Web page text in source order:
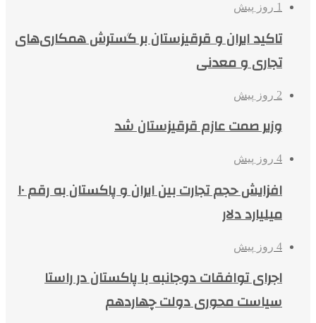
1 روز پیش
تاکید ایران و قرقیزستان بر گسترش همکاری‌های
تجاری و معدنی
2 روز پیش
وزیر صمت عازم قرقیزستان شد
4 روز پیش
افزایش حجم تجارت بین ایران و پاکستان به رقم ۱۰
میلیارد دلار
4 روز پیش
اجرای توافقات دوجانبه با پاکستان در راستا
سیاست محوری دولت چهاردهم